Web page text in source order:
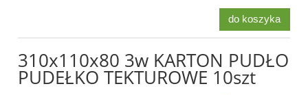
do koszyka
310x110x80 3w KARTON PUDŁO
PUDEŁKO TEKTUROWE 10szt